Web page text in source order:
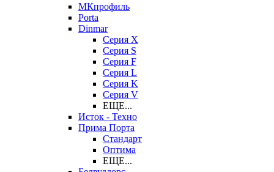
МКпрофиль
Porta
Dinmar
Серия X
Серия S
Серия F
Серия L
Серия K
Серия V
ЕЩЕ...
Исток - Техно
Прима Порта
Стандарт
Оптима
ЕЩЕ...